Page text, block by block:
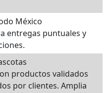
México
entregas puntuales y
productos validados
por clientes. Amplia